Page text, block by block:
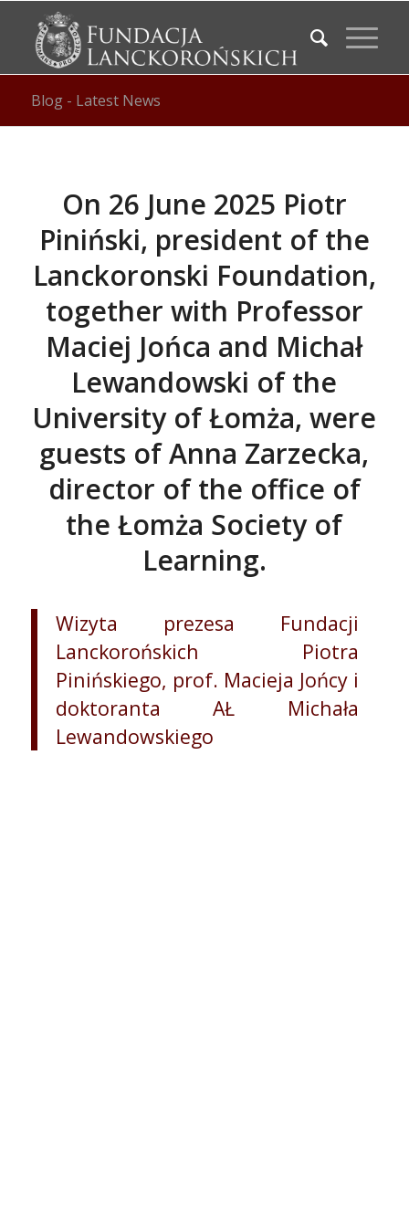
Blog - Latest News
On 26 June 2025 Piotr
Piniński, president of the
Lanckoronski Foundation,
together with Professor
Maciej Jońca and Michał
Lewandowski of the
University of Łomża, were
guests of Anna Zarzecka,
director of the office of
the Łomża Society of
Learning.
Wizyta prezesa Fundacji
Lanckorońskich Piotra
Pinińskiego, prof. Macieja Jońcy i
doktoranta AŁ Michała
Lewandowskiego